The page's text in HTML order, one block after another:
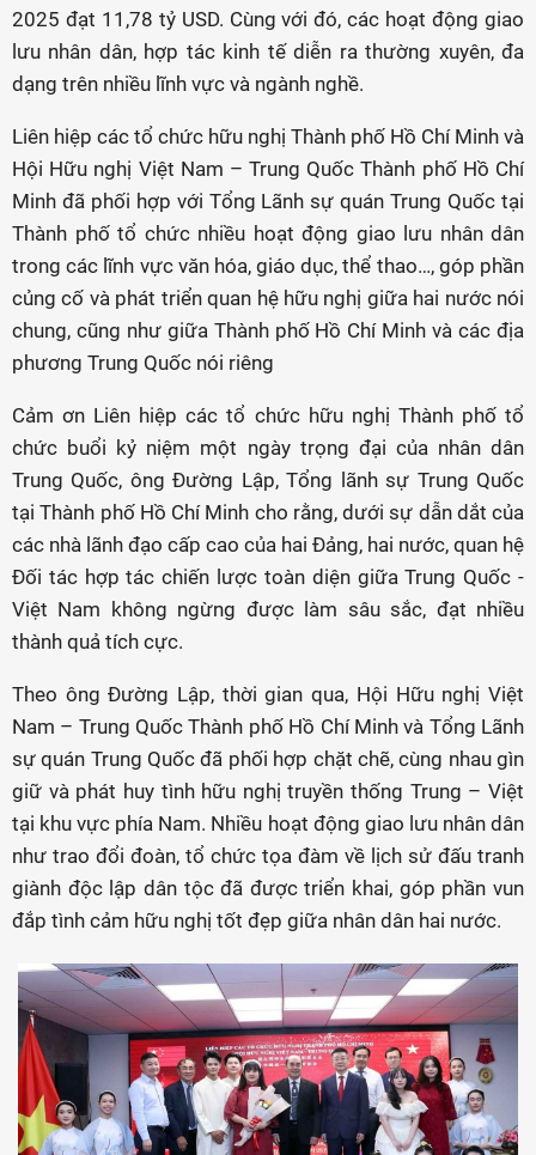
2025 đạt 11,78 tỷ USD. Cùng với đó, các hoạt động giao
lưu nhân dân, hợp tác kinh tế diễn ra thường xuyên, đa
dạng trên nhiều lĩnh vực và ngành nghề.
Liên hiệp các tổ chức hữu nghị Thành phố Hồ Chí Minh và
Hội Hữu nghị Việt Nam – Trung Quốc Thành phố Hồ Chí
Minh đã phối hợp với Tổng Lãnh sự quán Trung Quốc tại
Thành phố tổ chức nhiều hoạt động giao lưu nhân dân
trong các lĩnh vực văn hóa, giáo dục, thể thao…, góp phần
củng cố và phát triển quan hệ hữu nghị giữa hai nước nói
chung, cũng như giữa Thành phố Hồ Chí Minh và các địa
phương Trung Quốc nói riêng
Cảm ơn Liên hiệp các tổ chức hữu nghị Thành phố tổ
chức buổi kỷ niệm một ngày trọng đại của nhân dân
Trung Quốc, ông Đường Lập, Tổng lãnh sự Trung Quốc
tại Thành phố Hồ Chí Minh cho rằng, dưới sự dẫn dắt của
các nhà lãnh đạo cấp cao của hai Đảng, hai nước, quan hệ
Đối tác hợp tác chiến lược toàn diện giữa Trung Quốc -
Việt Nam không ngừng được làm sâu sắc, đạt nhiều
thành quả tích cực.
Theo ông Đường Lập, thời gian qua, Hội Hữu nghị Việt
Nam – Trung Quốc Thành phố Hồ Chí Minh và Tổng Lãnh
sự quán Trung Quốc đã phối hợp chặt chẽ, cùng nhau gìn
giữ và phát huy tình hữu nghị truyền thống Trung – Việt
tại khu vực phía Nam. Nhiều hoạt động giao lưu nhân dân
như trao đổi đoàn, tổ chức tọa đàm về lịch sử đấu tranh
giành độc lập dân tộc đã được triển khai, góp phần vun
đắp tình cảm hữu nghị tốt đẹp giữa nhân dân hai nước.